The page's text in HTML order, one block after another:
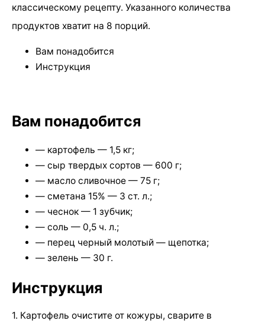
классическому рецепту. Указанного количества
продуктов хватит на 8 порций.
Вам понадобится
Инструкция
Вам понадобится
— картофель — 1,5 кг;
— сыр твердых сортов — 600 г;
— масло сливочное — 75 г;
— сметана 15% — 3 ст. л.;
— чеснок — 1 зубчик;
— соль — 0,5 ч. л.;
— перец черный молотый — щепотка;
— зелень — 30 г.
Инструкция
1. Картофель очистите от кожуры, сварите в